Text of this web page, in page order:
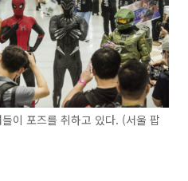
이 포즈를 취하고 있다. (서울 팝